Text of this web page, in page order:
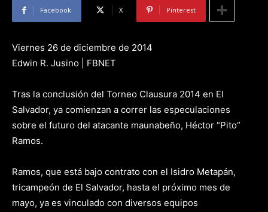
Facebook X Pinterest
Viernes 26 de diciembre de 2014
Edwin R. Jusino | FBNET
Tras la conclusión del Torneo Clausura 2014 en El
Salvador, ya comienzan a correr las especulaciones
sobre el futuro del atacante maunabeño, Héctor “Pito”
Ramos.
Ramos, que está bajo contrato con el Isidro Metapán,
tricampeón de El Salvador, hasta el próximo mes de
mayo, ya es vinculado con diversos equipos